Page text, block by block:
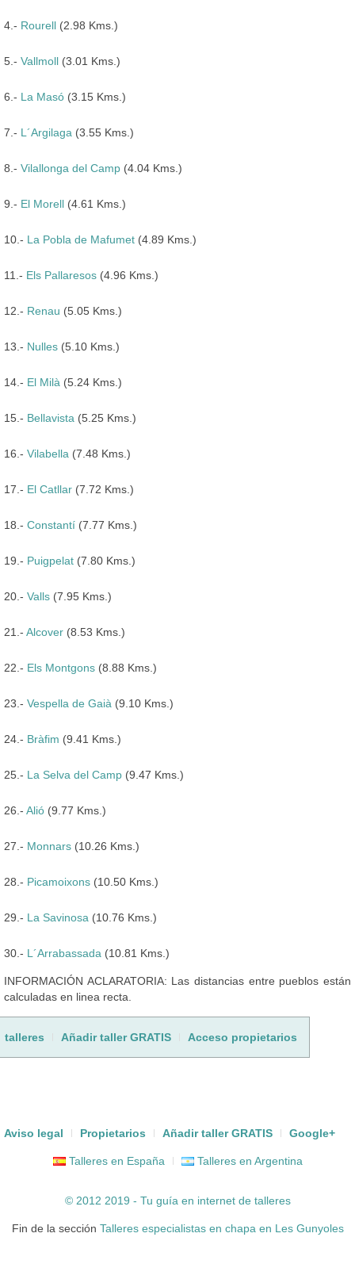
4.- Rourell (2.98 Kms.)
5.- Vallmoll (3.01 Kms.)
6.- La Masó (3.15 Kms.)
7.- L´Argilaga (3.55 Kms.)
8.- Vilallonga del Camp (4.04 Kms.)
9.- El Morell (4.61 Kms.)
10.- La Pobla de Mafumet (4.89 Kms.)
11.- Els Pallaresos (4.96 Kms.)
12.- Renau (5.05 Kms.)
13.- Nulles (5.10 Kms.)
14.- El Milà (5.24 Kms.)
15.- Bellavista (5.25 Kms.)
16.- Vilabella (7.48 Kms.)
17.- El Catllar (7.72 Kms.)
18.- Constantí (7.77 Kms.)
19.- Puigpelat (7.80 Kms.)
20.- Valls (7.95 Kms.)
21.- Alcover (8.53 Kms.)
22.- Els Montgons (8.88 Kms.)
23.- Vespella de Gaià (9.10 Kms.)
24.- Bràfim (9.41 Kms.)
25.- La Selva del Camp (9.47 Kms.)
26.- Alió (9.77 Kms.)
27.- Monnars (10.26 Kms.)
28.- Picamoixons (10.50 Kms.)
29.- La Savinosa (10.76 Kms.)
30.- L´Arrabassada (10.81 Kms.)
INFORMACIÓN ACLARATORIA: Las distancias entre pueblos están
calculadas en linea recta.
talleres Añadir taller GRATIS Acceso propietarios
Aviso legal Propietarios Añadir taller GRATIS Google+
Talleres en España Talleres en Argentina
© 2012 2019 - Tu guía en internet de talleres
Fin de la sección Talleres especialistas en chapa en Les Gunyoles